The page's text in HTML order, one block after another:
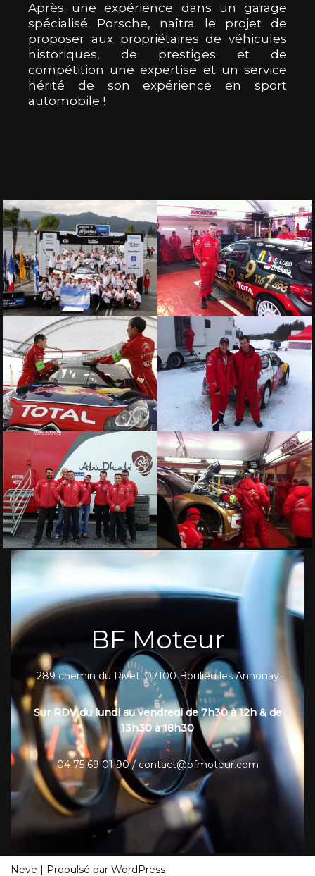
Après une expérience dans un garage
spécialisé Porsche, naîtra le projet de
proposer aux propriétaires de véhicules
historiques, de prestiges et de
compétition une expertise et un service
hérité de son expérience en sport
automobile !
BF Moteur
289 chemin du Rivet, 07100 Boulieu les Annonay
Sur RDV du lundi au vendredi de 7h30 à 12h & de
13h30 à 18h30
04 75 69 01 90 / contact@bfmoteur.com
Neve | Propulsé par WordPress